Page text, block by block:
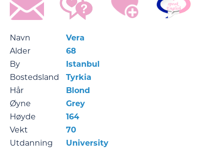
Navn
Vera
Alder
68
By
Istanbul
Bostedsland
Tyrkia
Hår
Blond
Øyne
Grey
Høyde
164
Vekt
70
Utdanning
University